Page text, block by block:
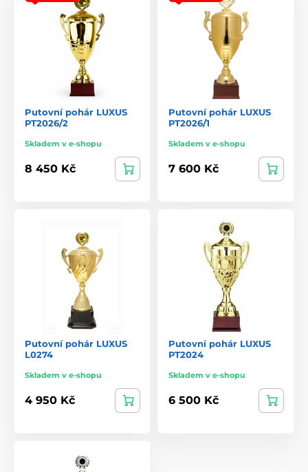
Putovní pohár LUXUS
PT2026/2
Skladem v e-shopu
8 450 Kč
Putovní pohár LUXUS
PT2026/1
Skladem v e-shopu
7 600 Kč
Putovní pohár LUXUS
L0274
Skladem v e-shopu
4 950 Kč
Putovní pohár LUXUS
PT2024
Skladem v e-shopu
6 500 Kč